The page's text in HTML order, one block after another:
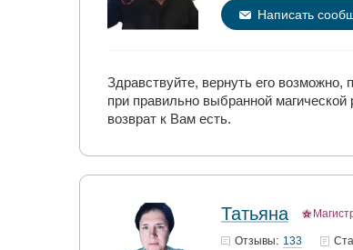
Написать
Здравствуйте, вернуть его возможно,
при правильно выбранной
возврат к Вам есть.
Татьяна
Отзывы: 133